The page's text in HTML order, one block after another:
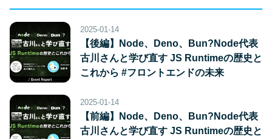
2025-01-14
【後編】Node、Deno、Bun?Node代表
古川さんと学び直す JS Runtimeの歴史と
これから #フロントエンドの未来
2025-01-14
【前編】Node、Deno、Bun?Node代表
古川さんと学び直す JS Runtimeの歴史と